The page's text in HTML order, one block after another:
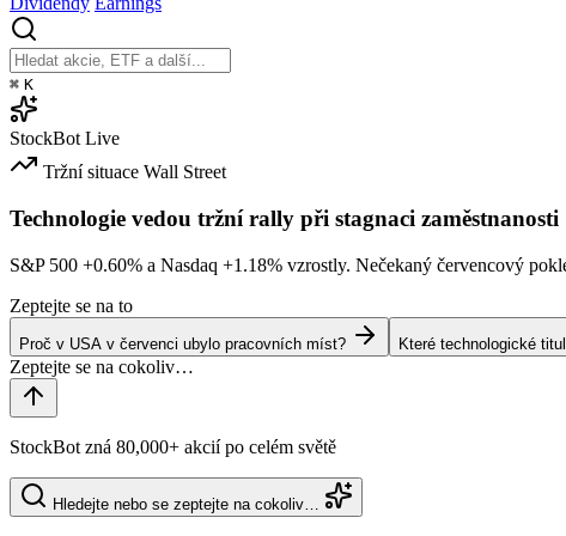
⌘ K
StockBot Live
Tržní situace Wall Street
Technologie vedou tržní rally při stagnaci zaměstnanosti
S&P 500 +0.60% a Nasdaq +1.18% vzrostly. Nečekaný červencový
Zeptejte se na to
Proč v USA v červenci ubylo pracovních míst? Které technologické
StockBot zná 80,000+ akcií po celém světě
Hledejte nebo se zeptejte na cokoliv…